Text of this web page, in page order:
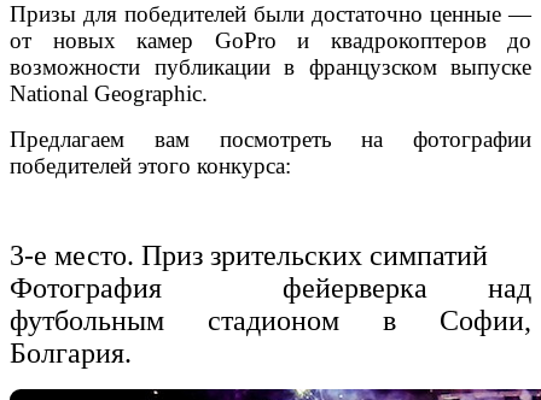
Призы для победителей были достаточно ценные —
от новых камер GoPro и квадрокоптеров до
возможности публикации в французском выпуске
National Geographic.
Предлагаем вам посмотреть на фотографии
победителей этого конкурса:
3-е место. Приз зрительских симпатий
Фотография фейерверка над
футбольным стадионом в Софии,
Болгария.